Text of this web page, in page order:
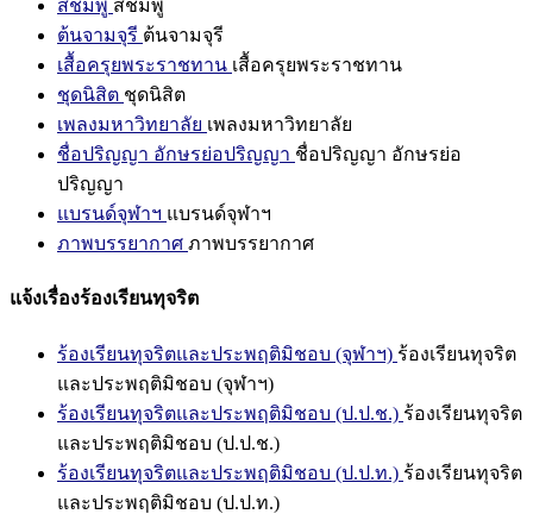
สีชมพู สีชมพู
ต้นจามจุรี ต้นจามจุรี
เสื้อครุยพระราชทาน เสื้อครุยพระราชทาน
ชุดนิสิต ชุดนิสิต
เพลงมหาวิทยาลัย เพลงมหาวิทยาลัย
ชื่อปริญญา อักษรย่อปริญญา ชื่อปริญญา อักษรย่อ
ปริญญา
แบรนด์จุฬาฯ แบรนด์จุฬาฯ
ภาพบรรยากาศ ภาพบรรยากาศ
แจ้งเรื่องร้องเรียนทุจริต
ร้องเรียนทุจริตและประพฤติมิชอบ (จุฬาฯ) ร้องเรียนทุจริต
และประพฤติมิชอบ (จุฬาฯ)
ร้องเรียนทุจริตและประพฤติมิชอบ (ป.ป.ช.) ร้องเรียนทุจริต
และประพฤติมิชอบ (ป.ป.ช.)
ร้องเรียนทุจริตและประพฤติมิชอบ (ป.ป.ท.) ร้องเรียนทุจริต
และประพฤติมิชอบ (ป.ป.ท.)